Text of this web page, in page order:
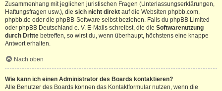
Zusammenhang mit jeglichen juristischen Fragen (Unterlassungserklärungen,
Haftungsfragen usw.), die sich nicht direkt auf die Websiten phpbb.com,
phpbb.de oder die phpBB-Software selbst beziehen. Falls du phpBB Limited
oder phpBB Deutschland e. V. E-Mails schreibst, die die Softwarenutzung
durch Dritte betreffen, so wirst du, wenn überhaupt, höchstens eine knappe
Antwort erhalten.
Nach oben
Wie kann ich einen Administrator des Boards kontaktieren?
Alle Benutzer des Boards können das Kontaktformular nutzen, wenn die